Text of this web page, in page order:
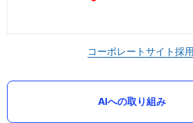
コーポレートサイト採
AIへの取り組み